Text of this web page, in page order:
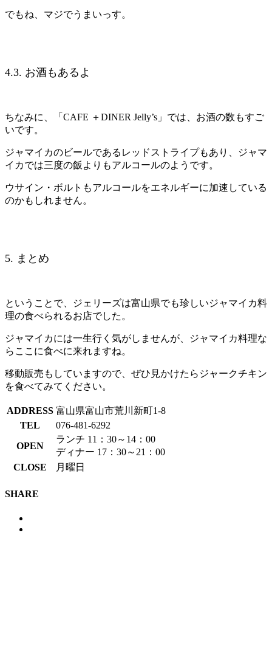
でもね、マジでうまいっす。
4.3. お酒もあるよ
ちなみに、「CAFE ＋DINER Jelly’s」では、お酒の数もすご
いです。
ジャマイカのビールであるレッドストライプもあり、ジャマ
イカでは三度の飯よりもアルコールのようです。
ウサイン・ボルトもアルコールをエネルギーに加速している
のかもしれません。
5. まとめ
ということで、ジェリーズは富山県でも珍しいジャマイカ料
理の食べられるお店でした。
ジャマイカには一生行く気がしませんが、ジャマイカ料理な
らここに食べに来れますね。
移動販売もしていますので、ぜひ見かけたらジャークチキン
を食べてみてください。
ADDRESS 富山県富山市荒川新町1-8
TEL
076-481-6292
OPEN
ランチ 11：30～14：00
ディナー 17：30～21：00
CLOSE
月曜日
SHARE